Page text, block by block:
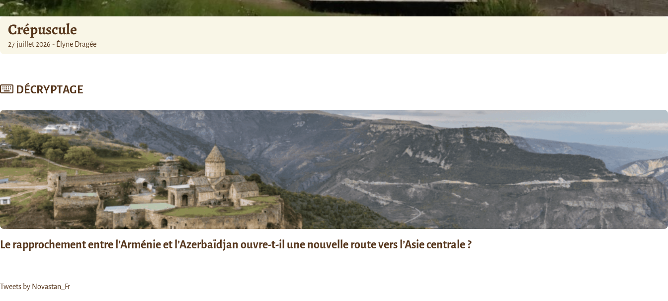
Crépuscule
27 juillet 2026 - Élyne Dragée
DÉCRYPTAGE
Le rapprochement entre l’Arménie et l’Azerbaïdjan ouvre-t-il une nouvelle route vers l’Asie centrale ?
Tweets by Novastan_Fr